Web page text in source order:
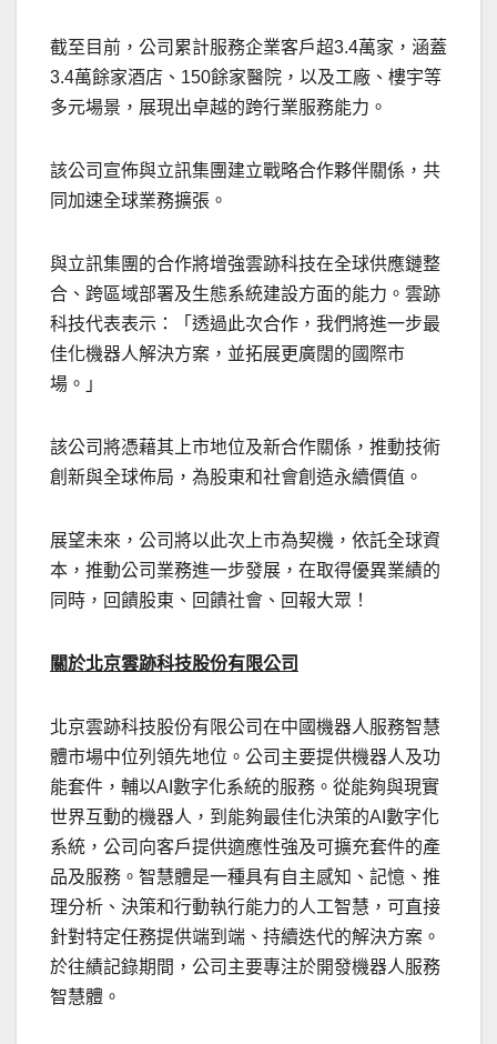
截至目前，公司累計服務企業客戶超3.4萬家，涵蓋
3.4萬餘家酒店、150餘家醫院，以及工廠、樓宇等
多元場景，展現出卓越的跨行業服務能力。
該公司宣佈與立訊集團建立戰略合作夥伴關係，共
同加速全球業務擴張。
與立訊集團的合作將增強雲跡科技在全球供應鏈整
合、跨區域部署及生態系統建設方面的能力。雲跡
科技代表表示：「透過此次合作，我們將進一步最
佳化機器人解決方案，並拓展更廣闊的國際市
場。」
該公司將憑藉其上市地位及新合作關係，推動技術
創新與全球佈局，為股東和社會創造永續價值。
展望未來，公司將以此次上市為契機，依託全球資
本，推動公司業務進一步發展，在取得優異業績的
同時，回饋股東、回饋社會、回報大眾！
關於北京雲跡科技股份有限公司
北京雲跡科技股份有限公司在中國機器人服務智慧
體市場中位列領先地位。公司主要提供機器人及功
能套件，輔以AI數字化系統的服務。從能夠與現實
世界互動的機器人，到能夠最佳化決策的AI數字化
系統，公司向客戶提供適應性強及可擴充套件的產
品及服務。智慧體是一種具有自主感知、記憶、推
理分析、決策和行動執行能力的人工智慧，可直接
針對特定任務提供端到端、持續迭代的解決方案。
於往績記錄期間，公司主要專注於開發機器人服務
智慧體。